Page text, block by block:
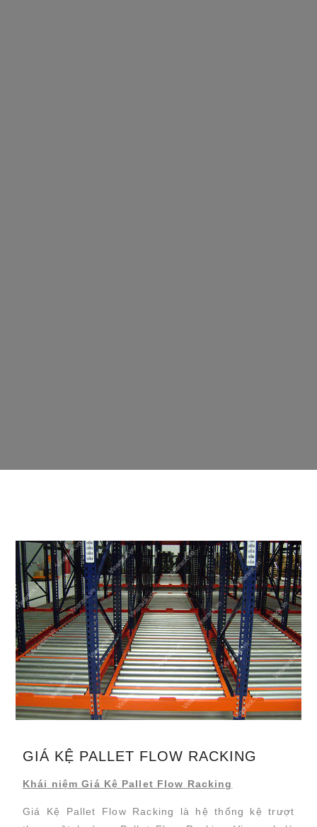
GIÁ KỆ PALLET FLOW RACKING
Khái niệm Giá Kệ Pallet Flow Racking
Giá Kệ Pallet Flow Racking là hệ thống kệ trượt